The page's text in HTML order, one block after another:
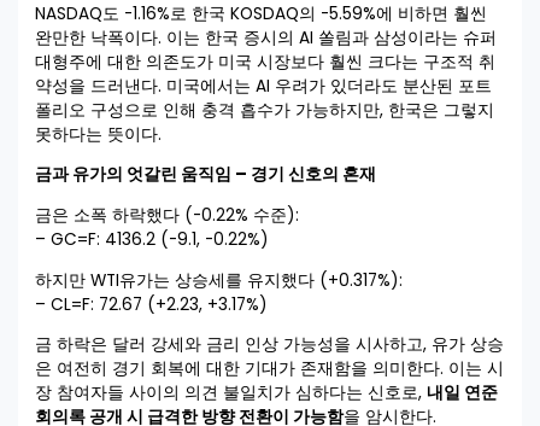
NASDAQ도 -1.16%로 한국 KOSDAQ의 -5.59%에 비하면 훨씬
완만한 낙폭이다. 이는 한국 증시의 AI 쏠림과 삼성이라는 슈퍼
대형주에 대한 의존도가 미국 시장보다 훨씬 크다는 구조적 취
약성을 드러낸다. 미국에서는 AI 우려가 있더라도 분산된 포트
폴리오 구성으로 인해 충격 흡수가 가능하지만, 한국은 그렇지
못하다는 뜻이다.
금과 유가의 엇갈린 움직임 – 경기 신호의 혼재
금은 소폭 하락했다 (-0.22% 수준):
– GC=F: 4136.2 (-9.1, -0.22%)
하지만 WTI유가는 상승세를 유지했다 (+0.317%):
– CL=F: 72.67 (+2.23, +3.17%)
금 하락은 달러 강세와 금리 인상 가능성을 시사하고, 유가 상승
은 여전히 경기 회복에 대한 기대가 존재함을 의미한다. 이는 시
장 참여자들 사이의 의견 불일치가 심하다는 신호로, 내일 연준
회의록 공개 시 급격한 방향 전환이 가능함을 암시한다.